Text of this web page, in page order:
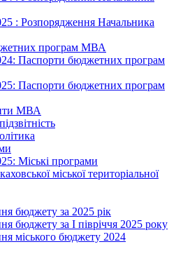
: Розпорядження Начальника
програм МВА
Паспорти бюджетних програм
Паспорти бюджетних програм
МВА
Міські програми
міської територіальної
бюджету за 2025 рік
бюджету за І півріччя 2025 року
міського бюджету 2024